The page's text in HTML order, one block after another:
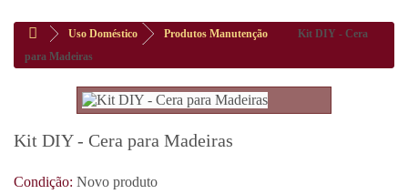
Uso Doméstico Produtos Manutenção
Kit DIY - Cera
para Madeiras
Kit DIY - Cera para Madeiras
Condição: Novo produto